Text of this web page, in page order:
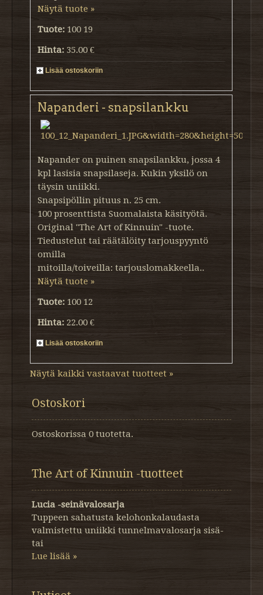
Näytä tuote »
Tuote: 100 19
Hinta: 35.00 €
Lisää ostoskoriin
Napanderi - snapsilankku
Napander on puinen snapsilankku, jossa 4
kpl lasisia snapsilaseja. Kukin yksilö on
täysin uniikki.
Snapsipöllin pituus n. 25 cm.
100 prosenttista Suomalaista käsityötä.
Original "The Art of Kinnuin" -tuote.
Tiedustelut tai räätälöity tarjouspyyntö
omilla
mitoilla/toiveilla: tarjouslomakkeella..
Näytä tuote »
Tuote: 100 12
Hinta: 22.00 €
Lisää ostoskoriin
Näytä kaikki vastaavat tuotteet »
Ostoskori
Ostoskorissa 0 tuotetta.
The Art of Kinnuin -tuotteet
Lucia -seinävalosarja
Tuppeen sahatusta kelohonkalaudasta
valmistettu uniikki tunnelmavalosarja sisä-
tai
Lue lisää »